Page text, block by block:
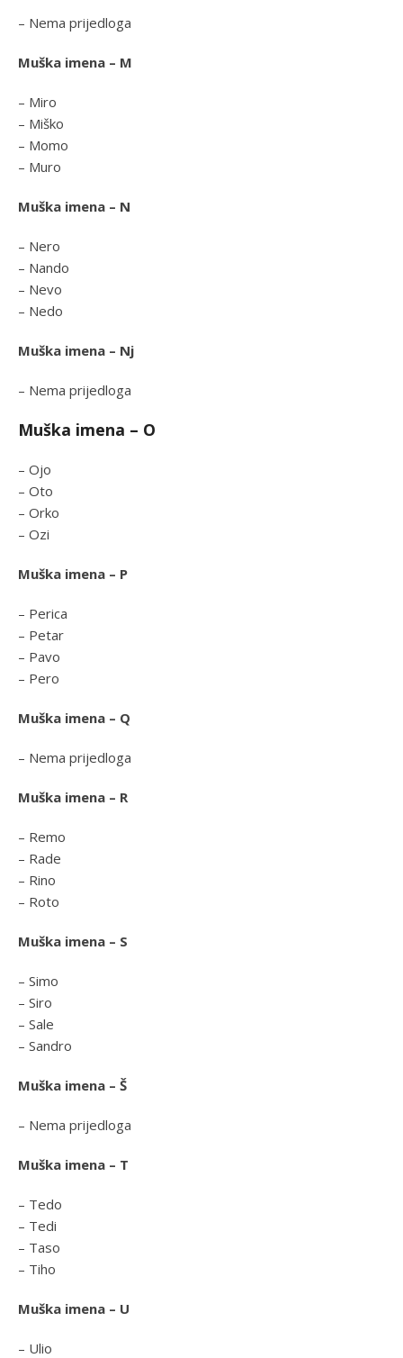
– Nema prijedloga
Muška imena – M
– Miro
– Miško
– Momo
– Muro
Muška imena – N
– Nero
– Nando
– Nevo
– Nedo
Muška imena – Nj
– Nema prijedloga
Muška imena – O
– Ojo
– Oto
– Orko
– Ozi
Muška imena – P
– Perica
– Petar
– Pavo
– Pero
Muška imena – Q
– Nema prijedloga
Muška imena – R
– Remo
– Rade
– Rino
– Roto
Muška imena – S
– Simo
– Siro
– Sale
– Sandro
Muška imena – Š
– Nema prijedloga
Muška imena – T
– Tedo
– Tedi
– Taso
– Tiho
Muška imena – U
– Ulio